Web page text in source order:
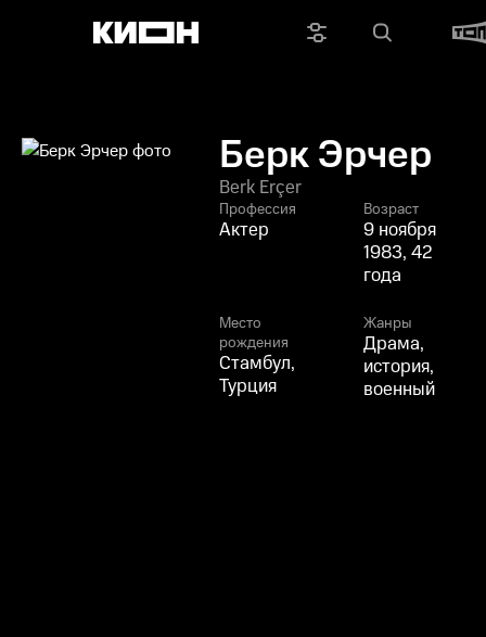
Берк Эрчер
Berk Erçer
Профессия
Актер
Возраст
9 ноября
1983, 42
года
Место
рождения
Стамбул,
Турция
Жанры
Драма,
история,
военный